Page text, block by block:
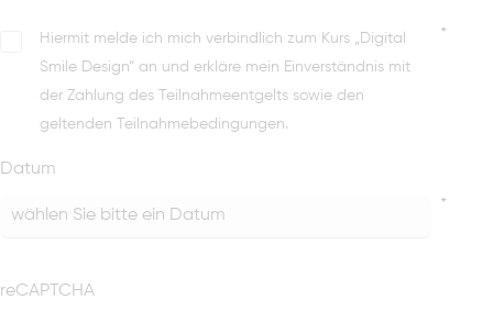
Hiermit melde ich mich verbindlich zum Kurs „Digital
Smile Design“ an und erkläre mein Einverständnis mit
der Zahlung des Teilnahmeentgelts sowie den
geltenden Teilnahmebedingungen.
*
Datum
*
reCAPTCHA